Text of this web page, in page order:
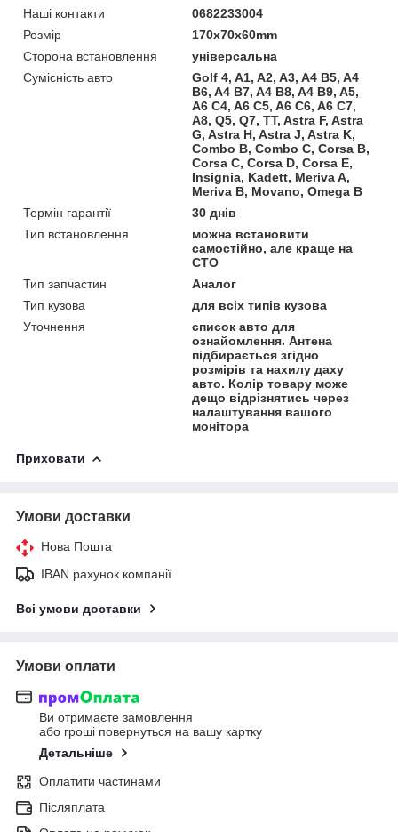
Наші контакти
0682233004
Розмір
170х70х60mm
Сторона встановлення
універсальна
Сумісність авто
Golf 4, A1, A2, A3, A4 B5, A4
B6, A4 B7, A4 B8, A4 B9, A5,
A6 C4, A6 C5, A6 C6, A6 C7,
A8, Q5, Q7, TT, Astra F, Astra
G, Astra H, Astra J, Astra K,
Combo B, Combo C, Corsa B,
Corsa C, Corsa D, Corsa E,
Insignia, Kadett, Meriva A,
Meriva B, Movano, Omega B
Термін гарантії
30 днів
Тип встановлення
можна встановити
самостійно, але краще на
СТО
Тип запчастин
Аналог
Тип кузова
для всіх типів кузова
Уточнення
список авто для
ознайомлення. Антена
підбирається згідно
розмірів та нахилу даху
авто. Колір товару може
дещо відрізнятись через
налаштування вашого
монітора
Приховати
Умови доставки
Нова Пошта
IBAN рахунок компанії
Всі умови доставки
Умови оплати
Ви отримаєте замовлення
або гроші повернуться на вашу картку
Детальніше
Оплатити частинами
Післяплата